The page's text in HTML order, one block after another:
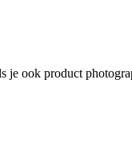
je ook product